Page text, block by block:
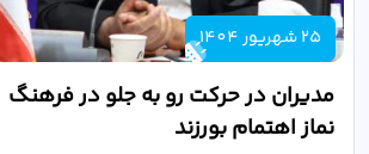
25 شهریور 1404
مدیران در حرکت رو به جلو در فرهنگ
نماز اهتمام بورزند